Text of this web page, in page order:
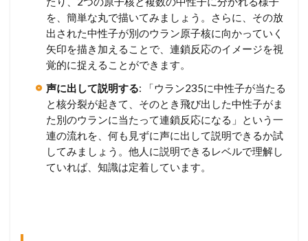
を、簡単な丸で描いてみましょう。さらに、その放
出された中性子が別のウラン原子核に向かっていく
矢印を描き加えることで、連鎖反応のイメージを視
覚的に捉えることができます。
声に出して説明する: 「ウラン235に中性子が当たる
と核分裂が起きて、そのとき飛び出した中性子がま
た別のウランに当たって連鎖反応になる」という一
連の流れを、何も見ずに声に出して説明できるか試
してみましょう。他人に説明できるレベルで理解し
ていれば、知識は定着しています。